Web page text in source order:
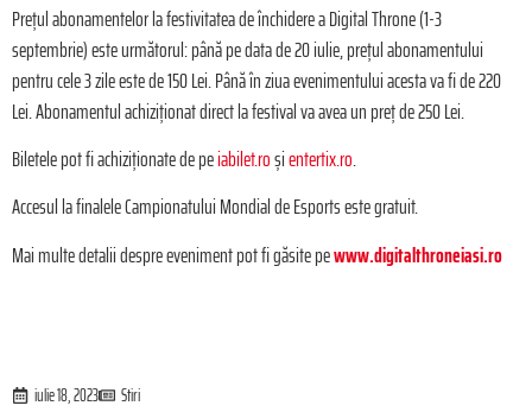
Prețul abonamentelor la festivitatea de închidere a Digital Throne (1-3
septembrie) este următorul: până pe data de 20 iulie, prețul abonamentului
pentru cele 3 zile este de 150 Lei. Până în ziua evenimentului acesta va fi de 220
Lei. Abonamentul achiziționat direct la festival va avea un preț de 250 Lei.
Biletele pot fi achiziționate de peiabilet.roșientertix.ro.
Accesul la finalele Campionatului Mondial de Esports este gratuit.
Mai multe detalii despre eveniment pot fi găsite pewww.digitalthroneiasi.ro
iulie 18, 2023 Stiri